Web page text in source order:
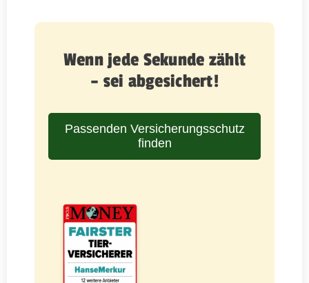
Wenn jede Sekunde zählt
– sei abgesichert!
Passenden Versicherungsschutz
finden